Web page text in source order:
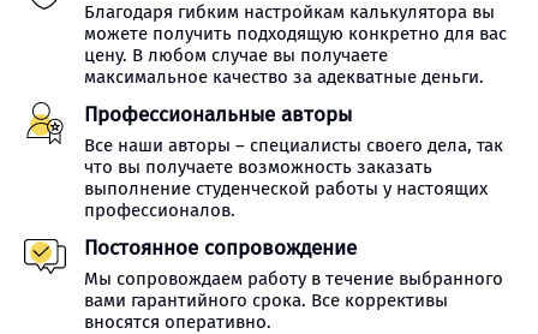
Благодаря гибким настройкам калькулятора вы
можете получить подходящую конкретно для вас
цену. В любом случае вы получаете
максимальное качество за адекватные деньги.
Профессиональные авторы
Все наши авторы – специалисты своего дела, так
что вы получаете возможность заказать
выполнение студенческой работы у настоящих
профессионалов.
Постоянное сопровождение
Мы сопровождаем работу в течение выбранного
вами гарантийного срока. Все коррективы
вносятся оперативно.